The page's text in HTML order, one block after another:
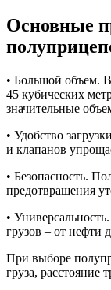
Основные
• Большой объем.
45 кубических
значительные
• Удобство
и клапанов
• Безопасность.
предотвращения
•
грузов – от нефти
При выборе
груза, расстояние